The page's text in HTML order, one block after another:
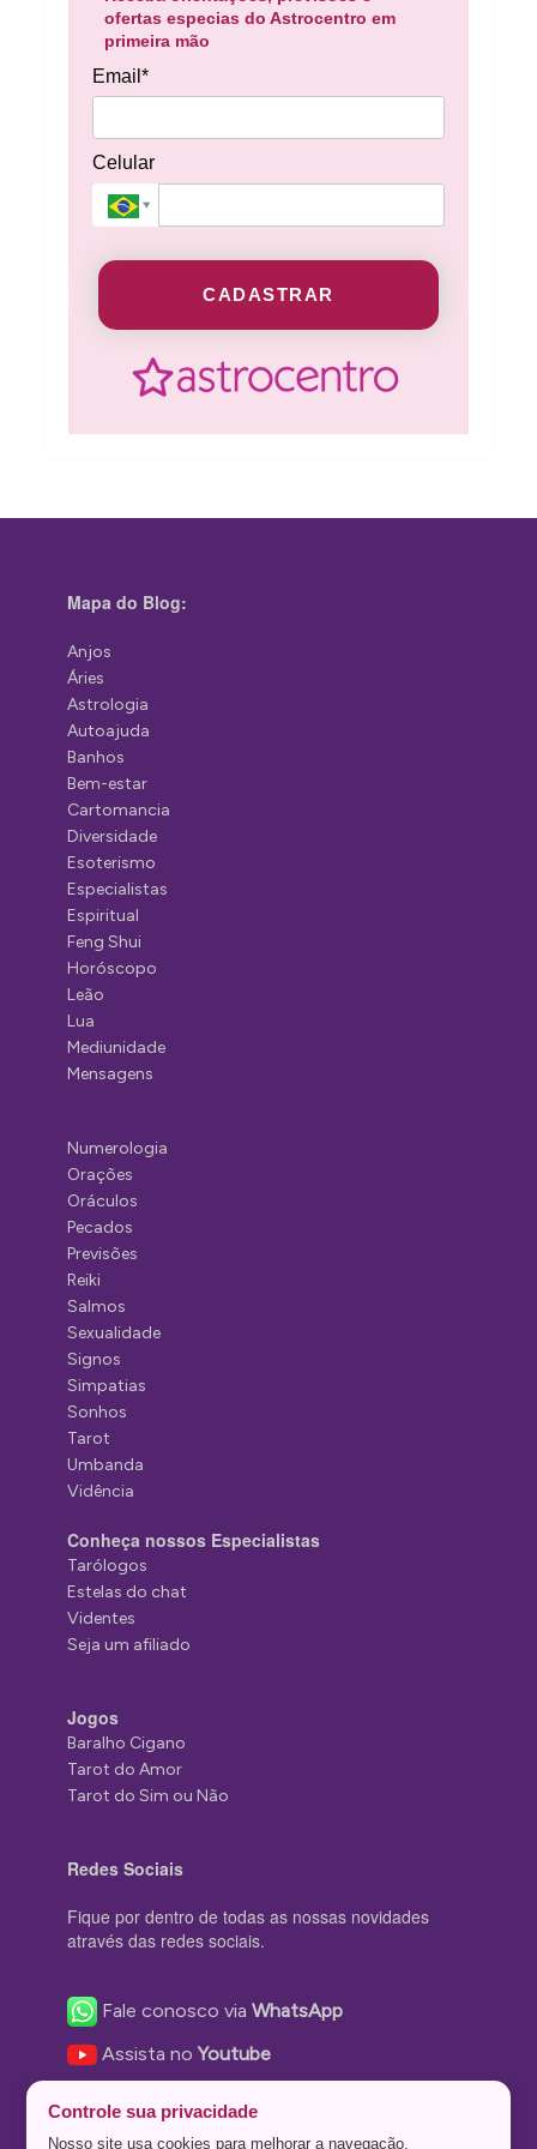
ofertas especias do Astrocentro em
primeira mão
Email*
Celular
CADASTRAR
Mapa do Blog:
Anjos
Áries
Astrologia
Autoajuda
Banhos
Bem-estar
Cartomancia
Diversidade
Esoterismo
Especialistas
Espiritual
Feng Shui
Horóscopo
Leão
Lua
Mediunidade
Mensagens
Numerologia
Orações
Oráculos
Pecados
Previsões
Reiki
Salmos
Sexualidade
Signos
Simpatias
Sonhos
Tarot
Umbanda
Vidência
Conheça nossos Especialistas
Tarólogos
Estelas do chat
Videntes
Seja um afiliado
Jogos
Baralho Cigano
Tarot do Amor
Tarot do Sim ou Não
Redes Sociais
Fique por dentro de todas as nossas novidades
através das redes sociais.
Fale conosco viaWhatsApp
Assista noYoutube
Nos siga no Instagram
Controle sua privacidade
Nosso site usa cookies para melhorar a navegação.